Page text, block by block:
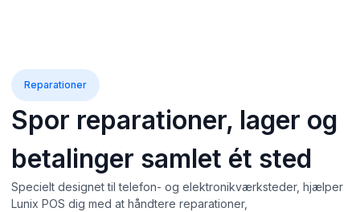
Reparationer
Spor reparationer, lager og
betalinger samlet ét sted
Specielt designet til telefon- og elektronikværksteder, hjælper
Lunix POS dig med at håndtere reparationer,